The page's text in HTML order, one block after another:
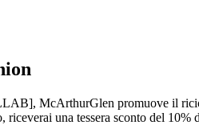
McArthurGlen promuove il
riceverai una tessera sconto del